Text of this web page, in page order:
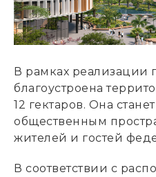
В рамках реализации
благоустроена
12 гектаров. Она
общественным
жителей и гостей
В соответствии с